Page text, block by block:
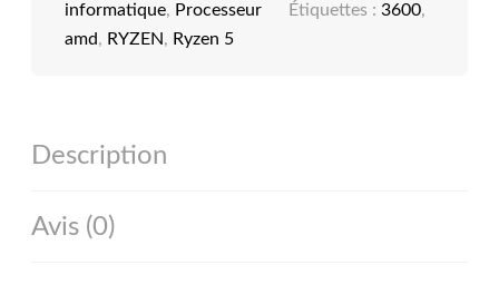
informatique, Processeur Étiquettes :3600,
amd, RYZEN, Ryzen 5
Description
Avis (0)